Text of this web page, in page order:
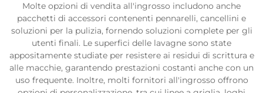
Molte opzioni di vendita all'ingrosso includono anche
pacchetti di accessori contenenti pennarelli, cancellini e
soluzioni per la pulizia, fornendo soluzioni complete per gli
utenti finali. Le superfici delle lavagne sono state
appositamente studiate per resistere ai residui di scrittura e
alle macchie, garantendo prestazioni costanti anche con un
uso frequente. Inoltre, molti fornitori all'ingrosso offrono